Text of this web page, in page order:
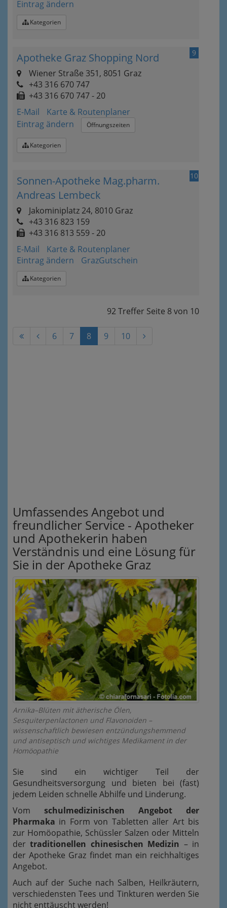
Eintrag ändern
Kategorien
9
Apotheke Graz Shopping Nord
Wiener Straße 351, 8051 Graz
+43 316 670 747
+43 316 670 747 - 20
E-Mail
Karte & Routenplaner
Eintrag ändern
Öffnungszeiten
Kategorien
10
Sonnen-Apotheke Mag.pharm.
Andreas Lembeck
Jakominiplatz 24, 8010 Graz
+43 316 823 159
+43 316 813 559 - 20
E-Mail
Karte & Routenplaner
Eintrag ändern
GrazGutschein
Kategorien
92 Treffer Seite 8von 10
6 7 8 9 10
Umfassendes Angebot und
freundlicher Service - Apotheker
und Apothekerin haben
Verständnis und eine Lösung für
Sie in der Apotheke Graz
Arnika–Blüten mit ätherische Ölen,
Sesquiterpenlactonen und Flavonoiden –
wissenschaftlich bewiesen entzündungshemmend
und antiseptisch und wichtiges Medikament in der
Homöopathie
Sie sind ein wichtiger Teil der
Gesundheitsversorgung und bieten bei (fast)
jedem Leiden schnelle Abhilfe und Linderung.
Vom schulmedizinischen Angebot der
Pharmaka in Form von Tabletten aller Art bis
zur Homöopathie, Schüssler Salzen oder Mitteln
dertraditionellen chinesischen Medizin – in
der Apotheke Graz findet man ein reichhaltiges
Angebot.
Auch auf der Suche nach Salben, Heilkräutern,
verschiedensten Tees und Tinkturen werden Sie
nicht enttäuscht werden!